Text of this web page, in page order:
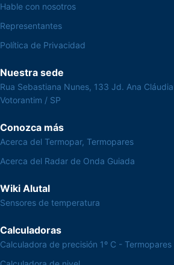
Hable con nosotros
Representantes
Política de Privacidad
Nuestra sede
Rua Sebastiana Nunes, 133 Jd. Ana
Votorantim / SP
Conozca más
Acerca del Termopar, Termopares
Acerca del Radar de Onda Guiada
Wiki Alutal
Sensores de temperatura
Calculadoras
Calculadora de precisión 1º C - Termopares